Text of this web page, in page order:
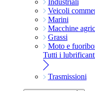
Veicoli
Marini
Macchine
Grassi
Moto e
Tutti i
Trasmissioni